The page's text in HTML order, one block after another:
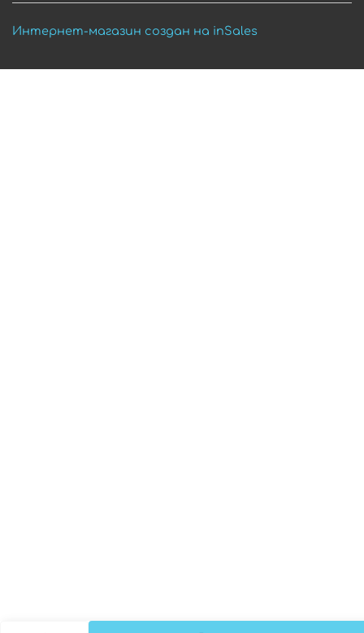
Интернет-магазин создан на inSales